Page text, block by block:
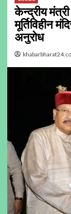
केन्द्रीय
मूर्तिविहीन
अनुरोध